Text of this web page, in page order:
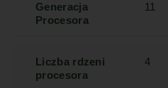
Generacja
Procesora
11
Liczba rdzeni
procesora
4